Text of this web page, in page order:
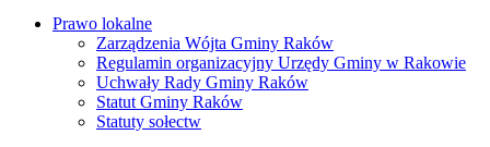
Prawo lokalne
Zarządzenia Wójta Gminy Raków
Regulamin organizacyjny Urzędy Gminy w Rakowie
Uchwały Rady Gminy Raków
Statut Gminy Raków
Statuty sołectw